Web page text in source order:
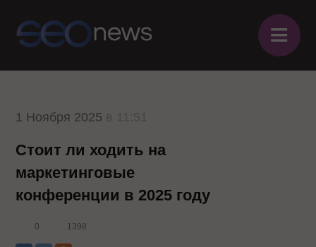
≡
1 Ноября 2025
Стоит ли ходить на
маркетинговые
конференции в 2025 году
0 1398